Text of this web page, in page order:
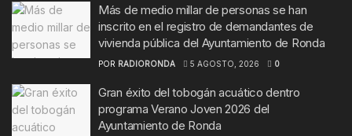
Más de medio millar de personas se han
inscrito en el registro de demandantes de
vivienda pública del Ayuntamiento de Ronda
POR RADIORONDA 5 AGOSTO, 2026 0
Gran éxito del tobogán acuático dentro
programa Verano Joven 2026 del
Ayuntamiento de Ronda